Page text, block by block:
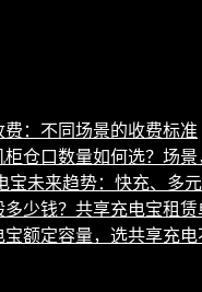
：不同场景的收费标准
仓口数量如何选？场
宝未来趋势：快充、多
多少钱？共享充电宝租赁
宝额定容量，选共享充电